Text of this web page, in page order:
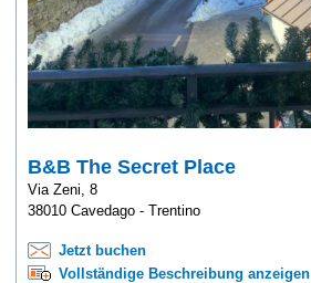
B&B The Secret Place
Via Zeni, 8
38010 Cavedago - Trentino
Jetzt buchen
Vollständige Beschreibung anzeigen